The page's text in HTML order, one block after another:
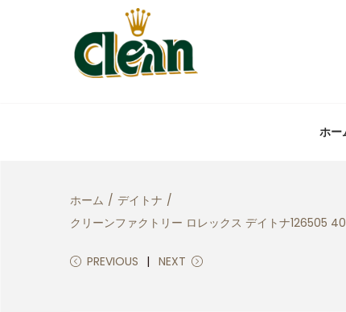
ホー
ホーム / デイトナ /
クリーンファクトリー ロレックス デイトナ126505
PREVIOUS NEXT